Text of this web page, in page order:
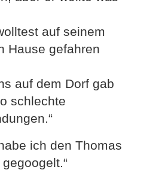
auf seinem
Hause gefahren
auf dem Dorf gab
schlechte
ich den Thomas